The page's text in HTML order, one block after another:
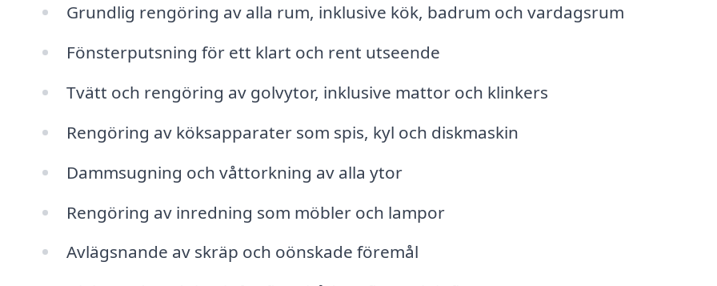
Grundlig rengöring av alla rum, inklusive kök, badrum och vardagsrum
Fönsterputsning för ett klart och rent utseende
Tvätt och rengöring av golvytor, inklusive mattor och klinkers
Rengöring av köksapparater som spis, kyl och diskmaskin
Dammsugning och våttorkning av alla ytor
Rengöring av inredning som möbler och lampor
Avlägsnande av skräp och oönskade föremål